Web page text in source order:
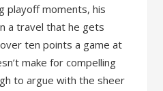
playoff moments, his
a travel that he gets
ten points a game at
make for compelling
to argue with the sheer